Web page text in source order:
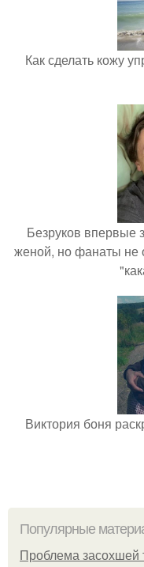
Как сделать кожу
Безруков впервые
женой, но фанаты не
Виктория боня
Популярные
Проблема засохшей